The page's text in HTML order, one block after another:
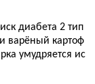
диабета 2 тип
варёный картоф
умудряется ис